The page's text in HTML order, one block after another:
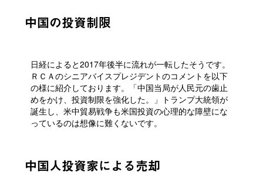
中国の投資制限
日経によると2017年後半に流れが一転したそうです。
ＲＣＡのシニアバイスプレジデントのコメントを以下
の様に紹介しております。「中国当局が人民元の歯止
めをかけ、投資制限を強化した。」トランプ大統領が
誕生し、米中貿易戦争も米国投資の心理的な障壁にな
っているのは想像に難くないです。
中国人投資家による売却